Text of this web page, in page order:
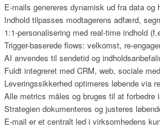
E-mails genereres dynamisk ud fra data og
Indhold tilpasses modtagerens adfærd,
1:1-personalisering med real-time indhold
Trigger-baserede flows: velkomst, re-
AI anvendes til sendetid og
Fuldt integreret med CRM, web, sociale
Leveringssikkerhed optimeres løbende via
Alle metrics måles og bruges til at forbedre
Strategien dokumenteres og justeres
E-mail er et centralt led i virksomhedens